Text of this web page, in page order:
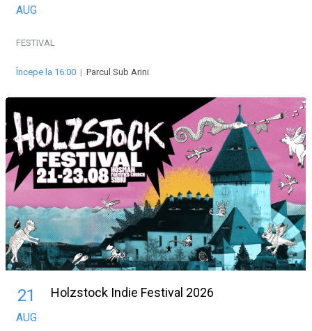
AUG
FESTIVAL
Începe la 16:00 | Parcul Sub Arini
21
AUG
Holzstock Indie Festival 2026